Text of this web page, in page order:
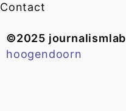
Contact
©2025 journalismlab
hoogendoorn